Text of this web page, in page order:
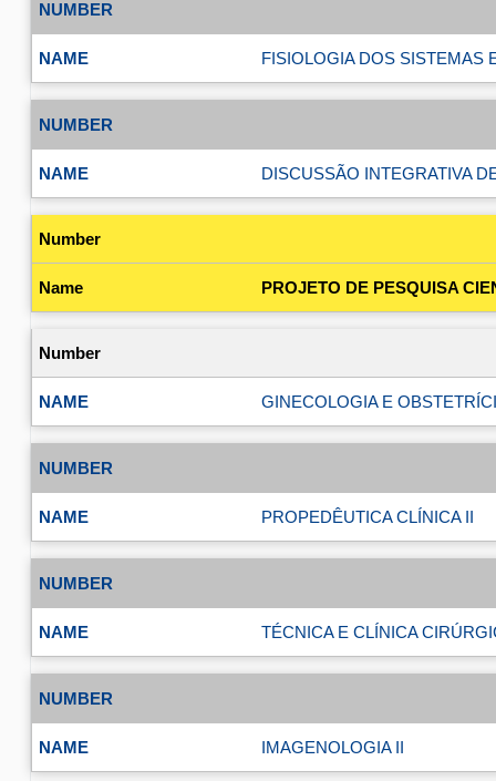
FISIOLOGIA DOS SISTEMAS
DISCUSSÃO INTEGRATIVA
PROJETO DE PESQUISA
GINECOLOGIA E
PROPEDÊUTICA CLÍNICA II
TÉCNICA E CLÍNICA
IMAGENOLOGIA II